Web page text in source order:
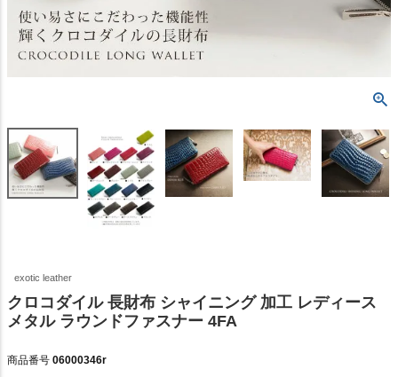
exotic leather
クロコダイル 長財布 シャイニング 加工 レディース
メタル ラウンドファスナー 4FA
商品番号 06000346r